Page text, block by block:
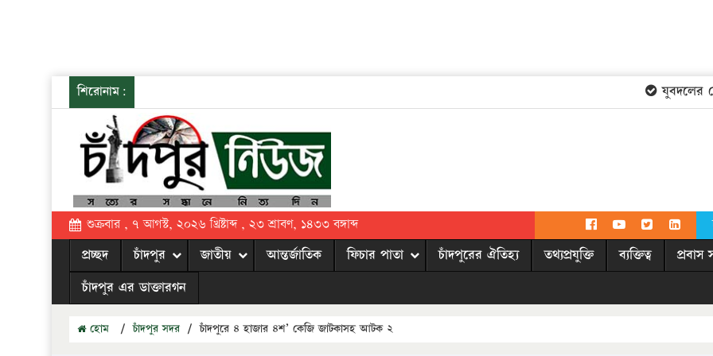
শিরোনাম: যুবদলের
শুক্রবার , ৭ আগস্ট, ২০২৬ খ্রিষ্টাব্দ , ২৩ শ্রাবণ, ১৪৩৩ বঙ্গাব্দ
প্রচ্ছদ চাঁদপুর জাতীয় আন্তর্জাতিক ফিচার পাতা চাঁদপুরের ঐতিহ্য তথ্যপ্রযুক্তি ব্যক্তিত্ব প্রবাস
চাঁদপুর এর ডাক্তারগন
হোম / চাঁদপুর সদর / চাঁদপুরে ৪ হাজার ৪শ’ কেজি জাটকাসহ আটক ২